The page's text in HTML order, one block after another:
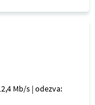
Mb/s | odezva: